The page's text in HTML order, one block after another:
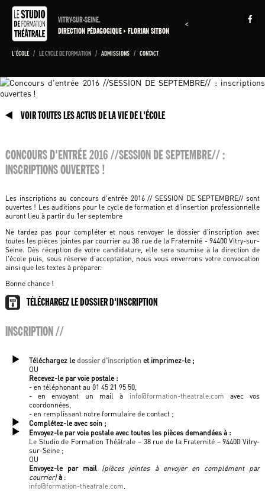
VITRY-SUR-SEINE.
DIRECTION PÉDAGOGIQUE FLORIAN SITBON
<
L'ÉCOLE / LE CYCLE DE FORMATION / ADMISSIONS / CONTACT
VOIR TOUTES LES ACTUS DE LA VIE DE L'ÉCOLE
CONCOURS D'ENTRÉE 2016 //SESSION DE SEPTEMBRE// :
INSCRIPTIONS OUVERTES !
Les inscriptions au concours d'entrée 2016 // SESSION DE SEPTEMBRE// sont
ouvertes ! Les auditions pour le cycle de formation et d'insertion professionnelle
auront lieu à partir du 1er septembre
Ne tardez pas pour compléter et nous renvoyer le dossier d'inscription avec
toutes les pièces jointes par courrier au 38 rue de la Fraternité - 94400 Vitry-sur-
Seine. Dès réception de votre candidature, elle sera soumise à la direction de
l'école puis, sous réserve d’acceptation, nous vous enverrons votre convocation
ainsi que les textes à préparer.
Bonne chance !
TÉLÉCHARGEZ LE DOSSIER D'INSCRIPTION
INSCRIPTION //
Téléchargez le dossier d'inscriptionet imprimez-le ;
OU
Recevez-le par voie postale :
- en téléphonant au 01 45 21 95 50,
- en envoyant un mail à info@formation-theatrale.com avec vos
coordonnées,
- en remplissant notre formulaire de contact ;
Complétez-le avec soin ;
Envoyez-le par voie postale avec toutes les pièces demandées à :
Le Studio de Formation Théâtrale – 38 rue de la Fraternité – 94400 Vitry-
sur-Seine ;
OU
Envoyez-le par mail (pièces jointes à envoyer en complément par
courrier) à:
info@formation-theatrale.com.